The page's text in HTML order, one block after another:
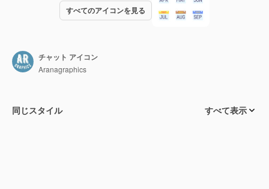
すべてのアイコンを見る
チャット アイコン
Aranagraphics
同じスタイル すべて表示